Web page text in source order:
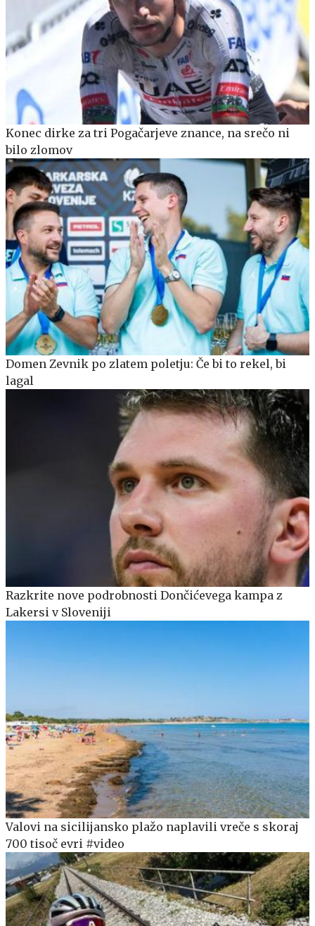
Konec dirke za tri Pogačarjeve znance, na srečo ni
bilo zlomov
Domen Zevnik po zlatem poletju: Če bi to rekel, bi
lagal
Razkrite nove podrobnosti Dončićevega kampa z
Lakersi v Sloveniji
Valovi na sicilijansko plažo naplavili vreče s skoraj
700 tisoč evri #video